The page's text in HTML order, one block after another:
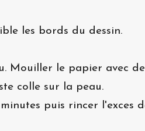
les bords du dessin.
Mouiller le papier avec
colle sur la peau.
puis rincer l'exces